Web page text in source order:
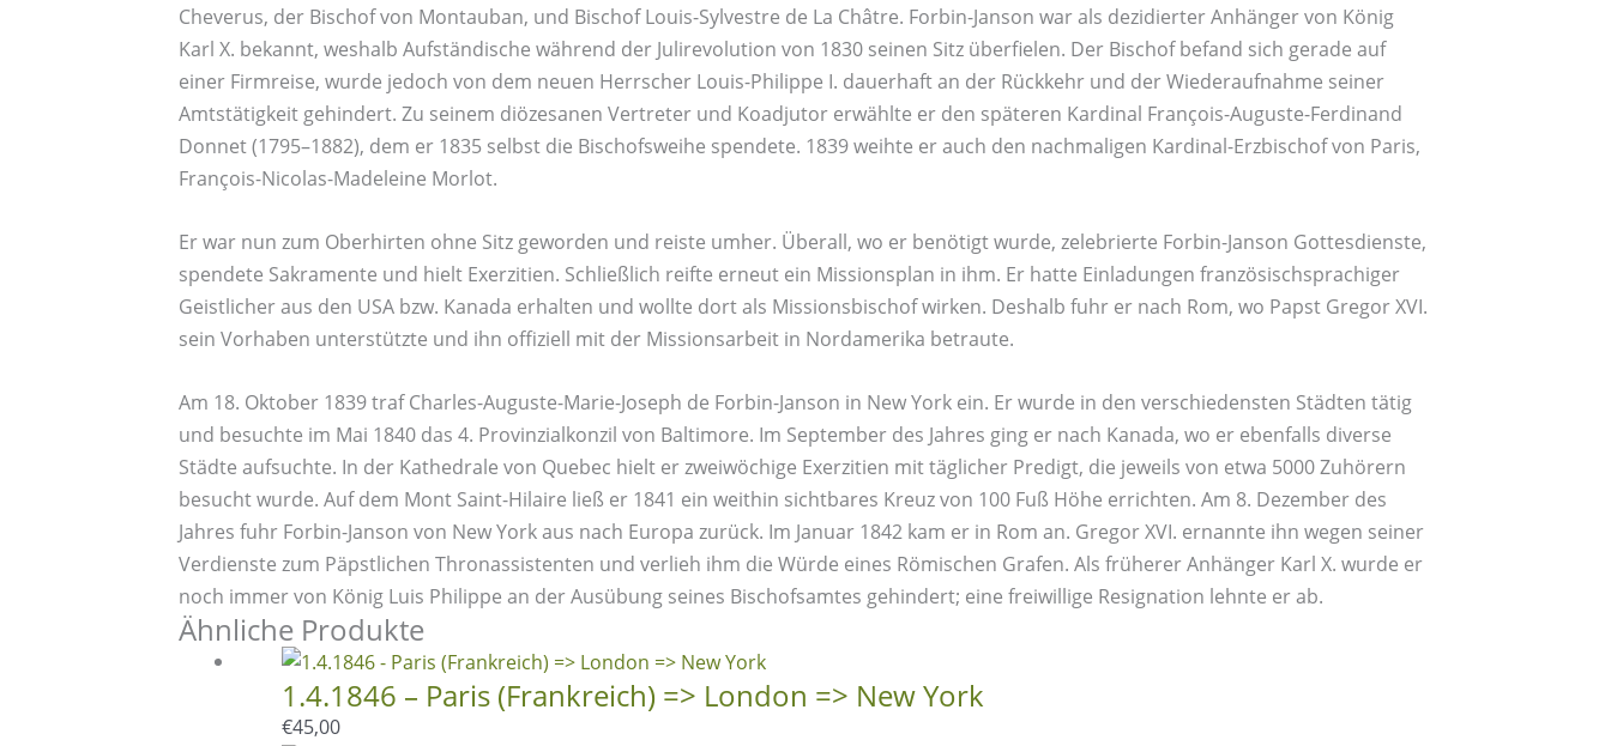
Cheverus, der Bischof von Montauban, und Bischof Louis-Sylvestre de La Châtre. Forbin-Janson war als dezidierter Anhänger von König
Karl X. bekannt, weshalb Aufständische während der Julirevolution von 1830 seinen Sitz überfielen. Der Bischof befand sich gerade auf
einer Firmreise, wurde jedoch von dem neuen Herrscher Louis-Philippe I. dauerhaft an der Rückkehr und der Wiederaufnahme seiner
Amtstätigkeit gehindert. Zu seinem diözesanen Vertreter und Koadjutor erwählte er den späteren Kardinal François-Auguste-Ferdinand
Donnet (1795–1882), dem er 1835 selbst die Bischofsweihe spendete. 1839 weihte er auch den nachmaligen Kardinal-Erzbischof von Paris,
François-Nicolas-Madeleine Morlot.
Er war nun zum Oberhirten ohne Sitz geworden und reiste umher. Überall, wo er benötigt wurde, zelebrierte Forbin-Janson Gottesdienste,
spendete Sakramente und hielt Exerzitien. Schließlich reifte erneut ein Missionsplan in ihm. Er hatte Einladungen französischsprachiger
Geistlicher aus den USA bzw. Kanada erhalten und wollte dort als Missionsbischof wirken. Deshalb fuhr er nach Rom, wo Papst Gregor XVI.
sein Vorhaben unterstützte und ihn offiziell mit der Missionsarbeit in Nordamerika betraute.
Am 18. Oktober 1839 traf Charles-Auguste-Marie-Joseph de Forbin-Janson in New York ein. Er wurde in den verschiedensten Städten tätig
und besuchte im Mai 1840 das 4. Provinzialkonzil von Baltimore. Im September des Jahres ging er nach Kanada, wo er ebenfalls diverse
Städte aufsuchte. In der Kathedrale von Quebec hielt er zweiwöchige Exerzitien mit täglicher Predigt, die jeweils von etwa 5000 Zuhörern
besucht wurde. Auf dem Mont Saint-Hilaire ließ er 1841 ein weithin sichtbares Kreuz von 100 Fuß Höhe errichten. Am 8. Dezember des
Jahres fuhr Forbin-Janson von New York aus nach Europa zurück. Im Januar 1842 kam er in Rom an. Gregor XVI. ernannte ihn wegen seiner
Verdienste zum Päpstlichen Thronassistenten und verlieh ihm die Würde eines Römischen Grafen. Als früherer Anhänger Karl X. wurde er
noch immer von König Luis Philippe an der Ausübung seines Bischofsamtes gehindert; eine freiwillige Resignation lehnte er ab.
Ähnliche Produkte
1.4.1846 – Paris (Frankreich) => London => New York
€45,00